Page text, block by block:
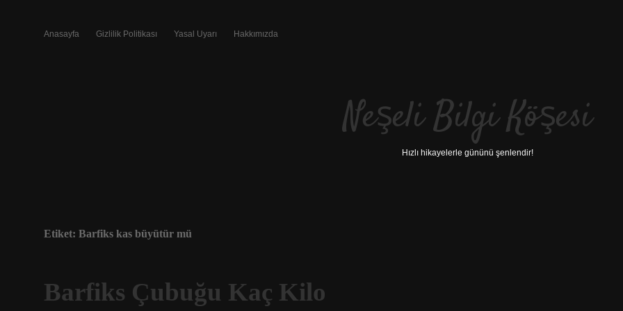
Anasayfa Gizlilik Politikası Yasal Uyarı Hakkımızda
Neşeli Bilgi Köşesi
Hızlı hikayelerle gününü şenlendir!
Etiket: Barfiks kas büyütür mü
Barfiks Çubuğu Kaç Kilo